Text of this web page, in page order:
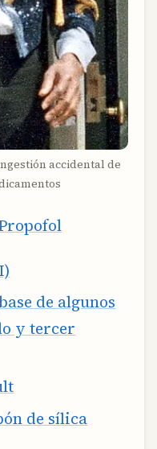
accidental de
de algunos
y tercer
de sílica